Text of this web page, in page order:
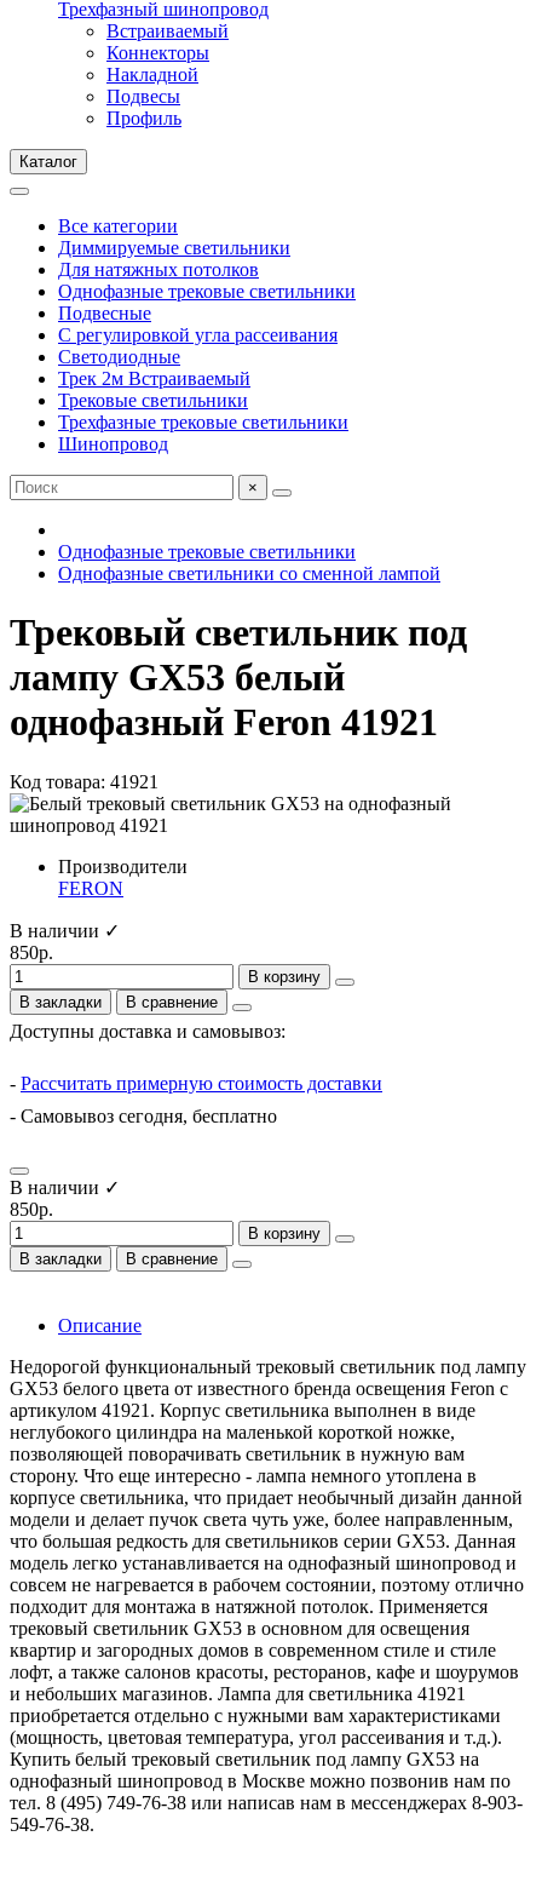
Трехфазный шинопровод
Встраиваемый
Коннекторы
Накладной
Подвесы
Профиль
Каталог
Все категории
Диммируемые светильники
Для натяжных потолков
Однофазные трековые светильники
Подвесные
С регулировкой угла рассеивания
Светодиодные
Трек 2м Встраиваемый
Трековые светильники
Трехфазные трековые светильники
Шинопровод
×
Однофазные трековые светильники
Однофазные светильники со сменной лампой
Трековый светильник под
лампу GX53 белый
однофазный Feron 41921
Код товара: 41921
Производители
FERON
В наличии ✓
850р.
В корзину
В закладки
В сравнение
Доступны доставка и самовывоз:
- Рассчитать примерную стоимость доставки
- Самовывоз сегодня, бесплатно
В наличии ✓
850р.
В корзину
В закладки
В сравнение
Описание
Недорогой функциональный трековый светильник под лампу
GX53 белого цвета от известного бренда освещения Feron с
артикулом 41921. Корпус светильника выполнен в виде
неглубокого цилиндра на маленькой короткой ножке,
позволяющей поворачивать светильник в нужную вам
сторону. Что еще интересно - лампа немного утоплена в
корпусе светильника, что придает необычный дизайн данной
модели и делает пучок света чуть уже, более направленным,
что большая редкость для светильников серии GX53. Данная
модель легко устанавливается на однофазный шинопровод и
совсем не нагревается в рабочем состоянии, поэтому отлично
подходит для монтажа в натяжной потолок. Применяется
трековый светильник GX53 в основном для освещения
квартир и загородных домов в современном стиле и стиле
лофт, а также салонов красоты, ресторанов, кафе и шоурумов
и небольших магазинов. Лампа для светильника 41921
приобретается отдельно с нужными вам характеристиками
(мощность, цветовая температура, угол рассеивания и т.д.).
Купить белый трековый светильник под лампу GX53 на
однофазный шинопровод в Москве можно позвонив нам по
тел. 8 (495) 749-76-38 или написав нам в мессенджерах 8-903-
549-76-38.